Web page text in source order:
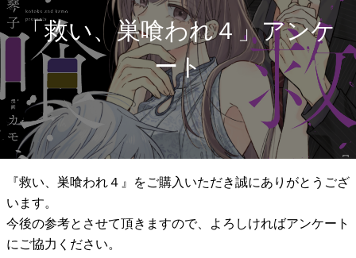
「救い、巣喰われ４」アンケ
ート
『救い、巣喰われ４』をご購入いただき誠にありがとうござ
います。
今後の参考とさせて頂きますので、よろしければアンケート
にご協力ください。